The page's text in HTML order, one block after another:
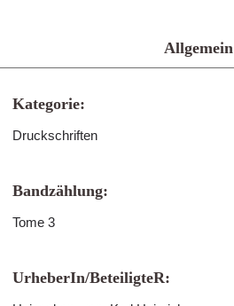
Allgemein
Kategorie:
Druckschriften
Bandzählung:
Tome 3
UrheberIn/BeteiligteR: